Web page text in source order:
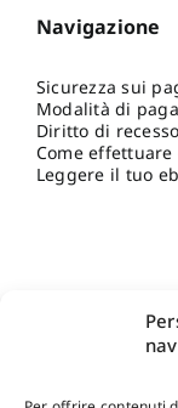
Navigazione
Sicurezza sui
Modalità di
Diritto di recesso
Come
Leggere il tuo